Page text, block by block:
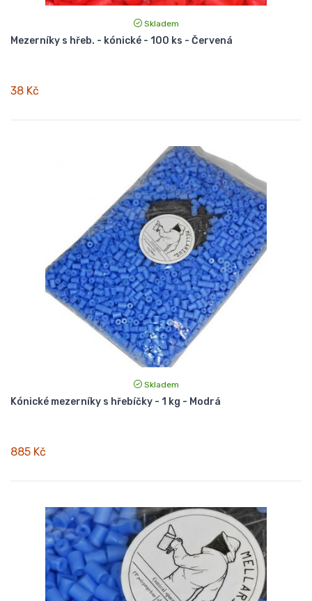
Skladem
Mezerníky s hřeb. - kónické - 100 ks - Červená
38 Kč
Skladem
Kónické mezerníky s hřebíčky - 1 kg - Modrá
885 Kč